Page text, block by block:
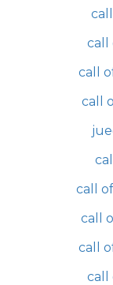
call
call
call
call
call
call
call